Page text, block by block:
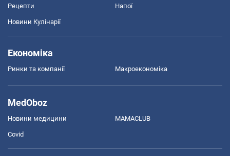
Рецепти Напої
Новини Кулінарії
Економіка
Ринки та компанії Макроекономіка
MedOboz
Новини медицини MAMACLUB
Covid